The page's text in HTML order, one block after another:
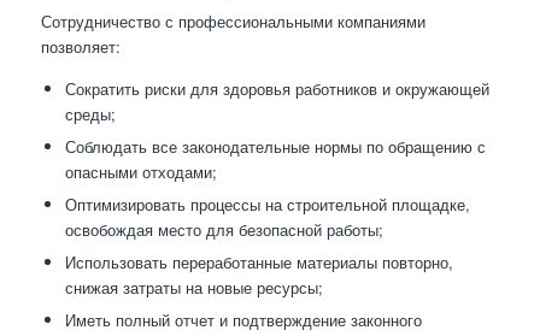
Сотрудничество с профессиональными компаниями
позволяет:
Сократить риски для здоровья работников и окружающей
среды;
Соблюдать все законодательные нормы по обращению с
опасными отходами;
Оптимизировать процессы на строительной площадке,
освобождая место для безопасной работы;
Использовать переработанные материалы повторно,
снижая затраты на новые ресурсы;
Иметь полный отчет и подтверждение законного